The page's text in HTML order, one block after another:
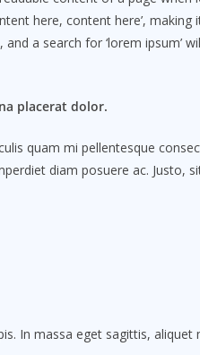
here, content here’, making
a search for ‘lorem ipsum’
placerat dolor.
quam mi pellentesque
diam posuere ac. Justo,
In massa eget sagittis, aliquet